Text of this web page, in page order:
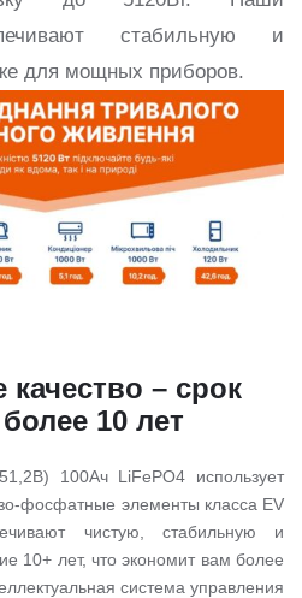
стабильную и
для мощных приборов.
– срок
10 лет
100Ач LiFePO4 использует
фосфатные элементы класса EV
чистую, стабильную и
10+ лет, что экономит вам более
система управления